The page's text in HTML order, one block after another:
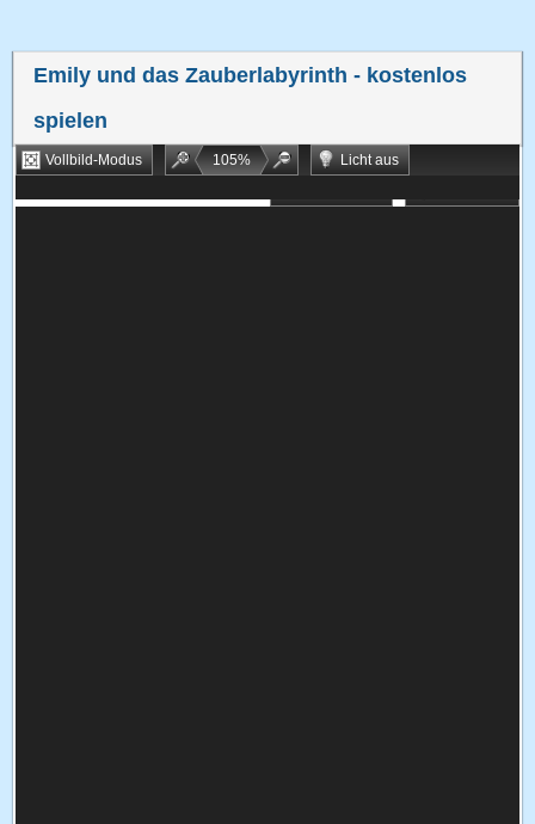
Emily und das Zauberlabyrinth - kostenlos
spielen
Vollbild-Modus 105%
Licht aus